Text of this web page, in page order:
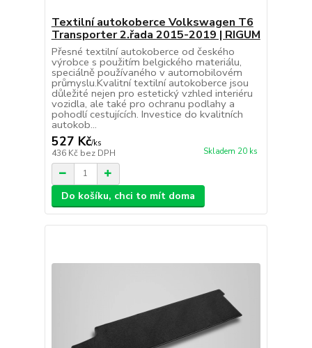
Textilní autokoberce Volkswagen T6
Transporter 2.řada 2015-2019 | RIGUM
Přesné textilní autokoberce od českého
výrobce s použitím belgického materiálu,
speciálně používaného v automobilovém
průmyslu.Kvalitní textilní autokoberce jsou
důležité nejen pro estetický vzhled interiéru
vozidla, ale také pro ochranu podlahy a
pohodlí cestujících. Investice do kvalitních
autokob...
527 Kč/ks
436 Kč bez DPH Skladem 20 ks
Do košíku, chci to mít doma